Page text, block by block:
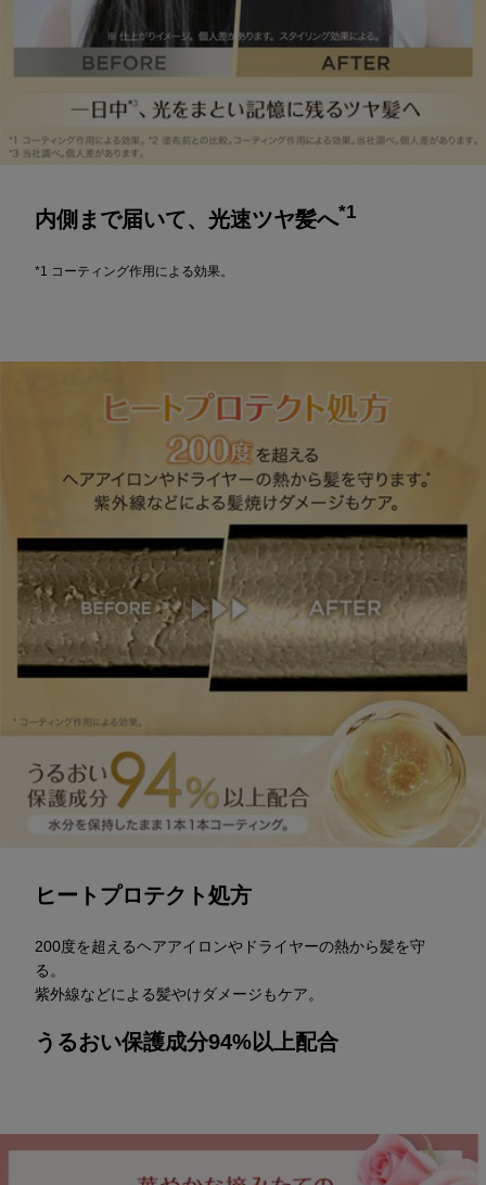
内側まで届いて、光速ツヤ髪へ*1
*1 コーティング作用による効果。
ヒートプロテクト処方
200度を超えるヘアアイロンやドライヤーの熱から髪を守
る。
紫外線などによる髪やけダメージもケア。
うるおい保護成分94%以上配合